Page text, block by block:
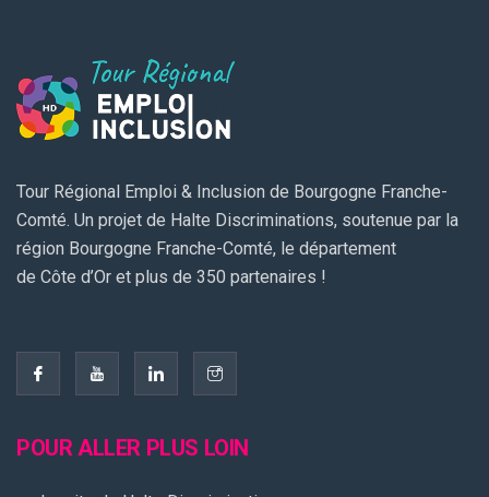
Tour Régional Emploi & Inclusion de Bourgogne Franche-
Comté. Un projet de Halte Discriminations, soutenue par la
région Bourgogne Franche-Comté, le département
de Côte d’Or et plus de 350 partenaires !
POUR ALLER PLUS LOIN